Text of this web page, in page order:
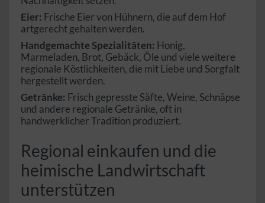
Eier: Frische Eier von Hühnern, die auf dem Hof
artgerecht gehalten werden.
Handgemachte Spezialitäten: Honig,
Marmeladen, Brot, Gebäck, Öle und viele weitere
regionale Köstlichkeiten, die mit Liebe und Sorgfalt
hergestellt werden.
Getränke: Frisch gepresste Säfte, Weine, Schnäpse
und andere regionale Getränke, oft in
handwerklicher Tradition produziert.
Regional einkaufen und die
heimische Landwirtschaft
unterstützen